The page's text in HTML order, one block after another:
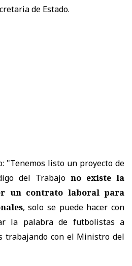
de Estado.
"Tenemos listo un proyecto de
del Trabajo no existe la
un contrato laboral para
, solo se puede hacer con
la palabra de futbolistas a
trabajando con el Ministro del